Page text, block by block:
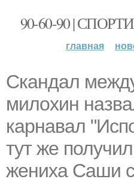
90-60-90 |
главная
Скандал
милохин
карнавал
тут же
жениха Саши